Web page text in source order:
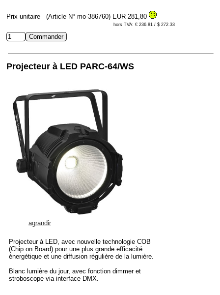
Prix unitaire (Article Nº mo-386760) EUR 281,80
hors TVA: € 236.81 / $ 272.33
Projecteur à LED PARC-64/WS
agrandir
Projecteur à LED, avec nouvelle technologie COB
(Chip on Board) pour une plus grande efficacité
énergétique et une diffusion régulière de la lumière.
Blanc lumière du jour, avec fonction dimmer et
stroboscope via interface DMX.